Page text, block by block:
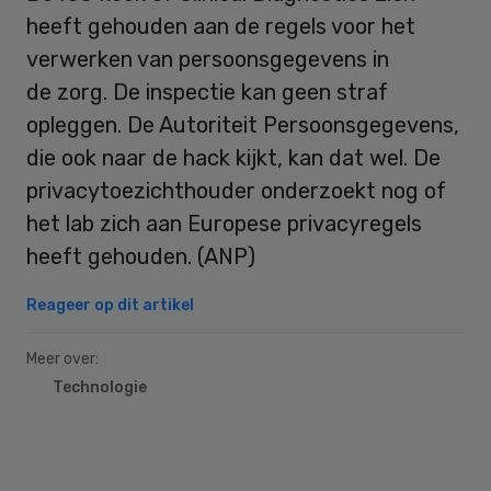
heeft gehouden aan de regels voor het
verwerken van persoonsgegevens in
de zorg. De inspectie kan geen straf
opleggen. De Autoriteit Persoonsgegevens,
die ook naar de hack kijkt, kan dat wel. De
privacytoezichthouder onderzoekt nog of
het lab zich aan Europese privacyregels
heeft gehouden. (ANP)
Reageer op dit artikel
Meer over:
Technologie